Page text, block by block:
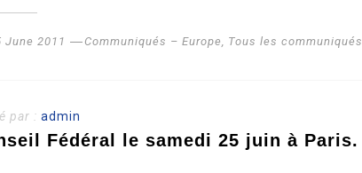
June 2011 Communiqués – Europe, Tous les communiqués
par : admin
Fédéral le samedi 25 juin à Paris.